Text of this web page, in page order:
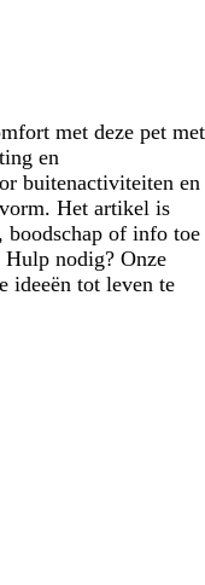
met deze pet met
en
buitenactiviteiten en
Het artikel is
boodschap of info toe
nodig? Onze
ideeën tot leven te